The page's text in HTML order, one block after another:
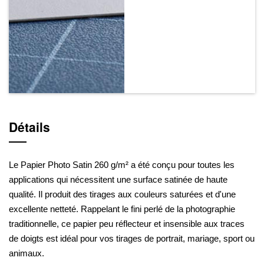
Détails
Le Papier Photo Satin 260 g/m² a été conçu pour toutes les
applications qui nécessitent une surface satinée de haute
qualité. Il produit des tirages aux couleurs saturées et d'une
excellente netteté. Rappelant le fini perlé de la photographie
traditionnelle, ce papier peu réflecteur et insensible aux traces
de doigts est idéal pour vos tirages de portrait, mariage, sport ou
animaux.